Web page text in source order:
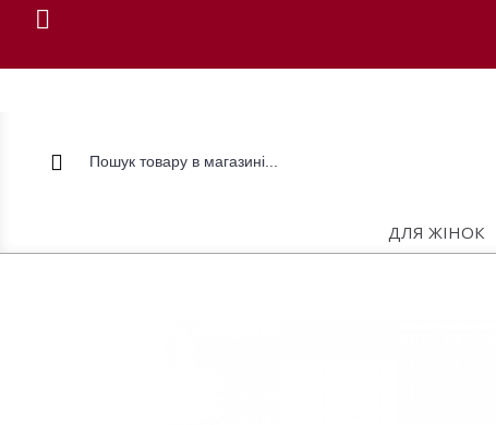
ДЛЯ ЖІНОК